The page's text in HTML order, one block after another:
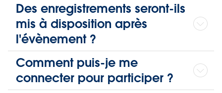
Des enregistrements seront-ils
mis à disposition après
l'évènement ?
Comment puis-je me
connecter pour participer ?